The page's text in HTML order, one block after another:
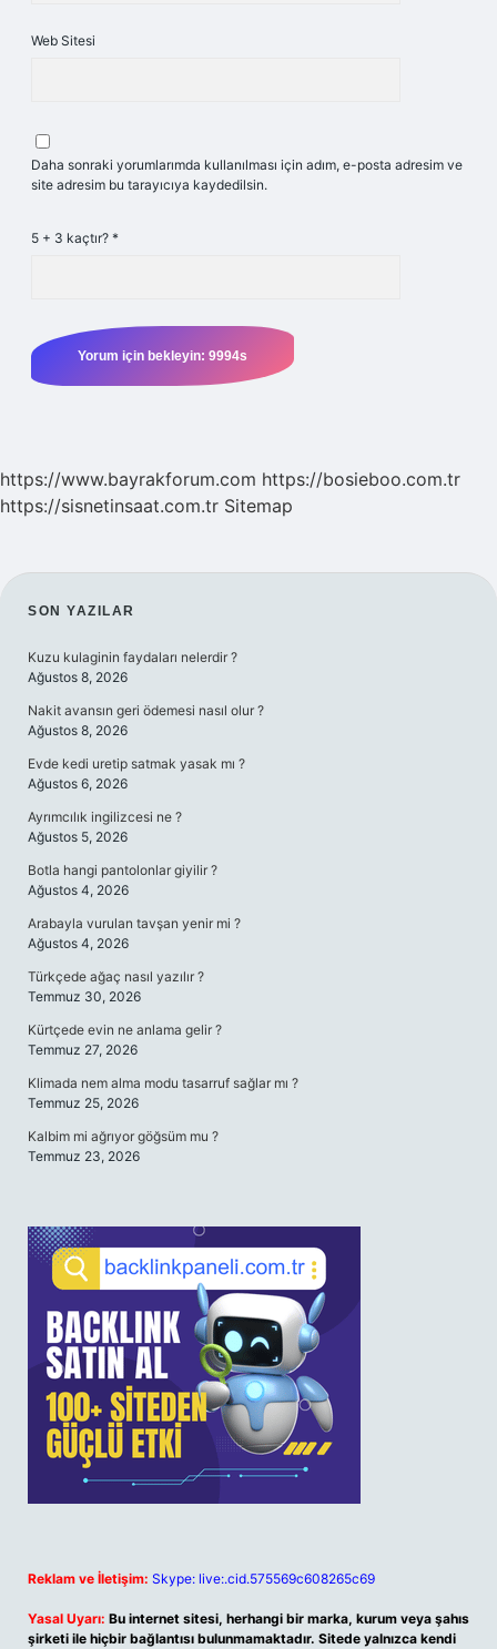
Web Sitesi
Daha sonraki yorumlarımda kullanılması için adım, e-posta adresim ve
site adresim bu tarayıcıya kaydedilsin.
5 + 3 kaçtır? *
https://www.bayrakforum.com https://bosieboo.com.tr
https://sisnetinsaat.com.tr Sitemap
SIDEBAR
SON YAZILAR
Kuzu kulaginin faydaları nelerdir ?
Ağustos 8, 2026
Nakit avansın geri ödemesi nasıl olur ?
Ağustos 8, 2026
Evde kedi uretip satmak yasak mı ?
Ağustos 6, 2026
Ayrımcılık ingilizcesi ne ?
Ağustos 5, 2026
Botla hangi pantolonlar giyilir ?
Ağustos 4, 2026
Arabayla vurulan tavşan yenir mi ?
Ağustos 4, 2026
Türkçede ağaç nasıl yazılır ?
Temmuz 30, 2026
Kürtçede evin ne anlama gelir ?
Temmuz 27, 2026
Klimada nem alma modu tasarruf sağlar mı ?
Temmuz 25, 2026
Kalbim mi ağrıyor göğsüm mu ?
Temmuz 23, 2026
Reklam ve İletişim: Skype: live:.cid.575569c608265c69
Yasal Uyarı: Bu internet sitesi, herhangi bir marka, kurum veya şahıs
şirketi ile hiçbir bağlantısı bulunmamaktadır. Sitede yalnızca kendi